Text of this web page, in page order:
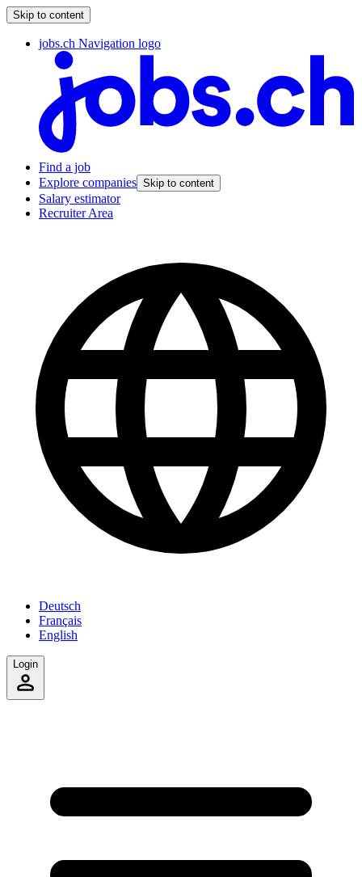
Skip to content
jobs.ch Navigation logo
Find a job
Explore companies Skip to content
Salary estimator
Recruiter Area
Deutsch
Français
English
Login